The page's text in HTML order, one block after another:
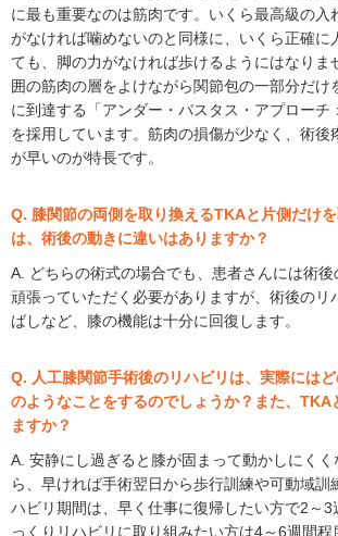
に最も重要なのは筋肉です。いくら最高級の入
がなければ噛めないのと同様に、いくら正確に
ても、脚の力がなければ歩けるようにはなりま
囲の筋肉の層をよけながら関節包の一部分だけ
に到達する「アンダー・バスタス・アプローチ
を採用しています。筋肉の損傷が少なく、術後
が早いのが特長です。
Q. 膝関節の両側を取り換えるTKAと片側だけ
は、術後の動きに違いはありますか？
A. どちらの術式の場合でも、患者さんには術後
頑張っていただく必要がありますが、術後のリ
ばしなど、膝の機能は十分に回復します。
Q. 人工膝関節手術後のリハビリは、実際には
のようなことをするのでしょうか？また、TKA
ますか？
A. 安静にし過ぎると膝が固まって動かしにく
ら、早ければ手術翌日から歩行訓練や可動域訓
ハビリ期間は、早く仕事に復帰したい方で2～3
っくりリハビリに取り組みたい方は4～6週間